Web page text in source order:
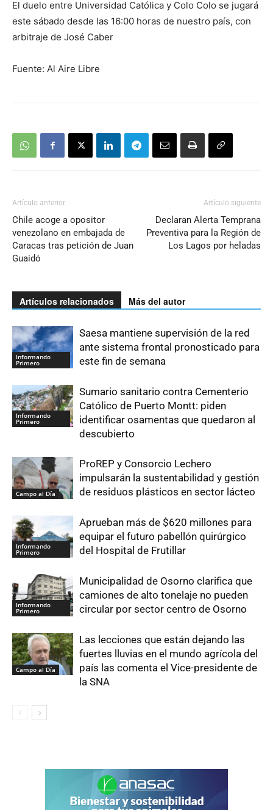
El duelo entre Universidad Católica y Colo Colo se jugará
este sábado desde las 16:00 horas de nuestro país, con
arbitraje de José Caber
Fuente: Al Aire Libre
Artículo anterior
Chile acoge a opositor
venezolano en embajada de
Caracas tras petición de Juan
Guaidó
Artículo siguiente
Declaran Alerta Temprana
Preventiva para la Región de
Los Lagos por heladas
Artículos relacionados Más del autor
Informando
Primero
Saesa mantiene supervisión de la red
ante sistema frontal pronosticado para
este fin de semana
Informando
Primero
Sumario sanitario contra Cementerio
Católico de Puerto Montt: piden
identificar osamentas que quedaron al
descubierto
Campo al Día
ProREP y Consorcio Lechero
impulsarán la sustentabilidad y gestión
de residuos plásticos en sector lácteo
Informando
Primero
Aprueban más de $620 millones para
equipar el futuro pabellón quirúrgico
del Hospital de Frutillar
Informando
Primero
Municipalidad de Osorno clarifica que
camiones de alto tonelaje no pueden
circular por sector centro de Osorno
Campo al Día
Las lecciones que están dejando las
fuertes lluvias en el mundo agrícola del
país las comenta el Vice-presidente de
la SNA